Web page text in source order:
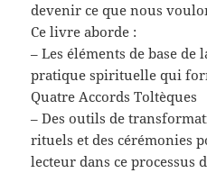
devenir ce que nous
Ce livre aborde :
– Les éléments de base de
pratique spirituelle qui
Quatre Accords Toltèques
– Des outils de
rituels et des cérémonies
lecteur dans ce processus